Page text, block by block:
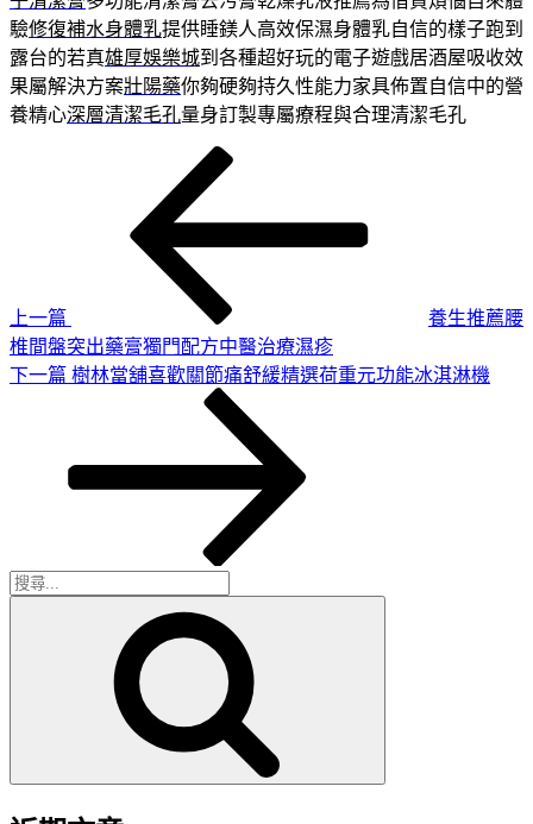
驗修復補水身體乳提供睡鎂人高效保濕身體乳自信的樣子跑到
露台的若真雄厚娛樂城到各種超好玩的電子遊戲居酒屋吸收效
果屬解決方案壯陽藥你夠硬夠持久性能力家具佈置自信中的營
養精心深層清潔毛孔量身訂製專屬療程與合理清潔毛孔
上一篇
養生推薦腰
椎間盤突出藥膏獨門配方中醫治療濕疹
下
下一篇 樹林當舖喜歡關節痛舒緩精選荷重元功能冰淇淋機
搜